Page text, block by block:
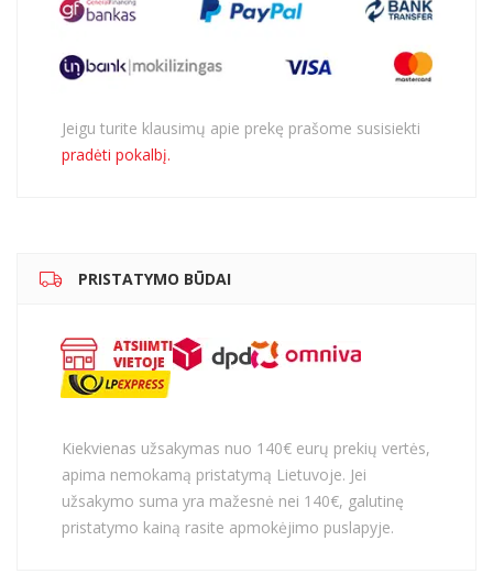
Jeigu turite klausimų apie prekę prašome susisiekti
pradėti pokalbį.
PRISTATYMO BŪDAI
Kiekvienas užsakymas nuo 140€ eurų prekių vertės,
apima nemokamą pristatymą Lietuvoje. Jei
užsakymo suma yra mažesnė nei 140€, galutinę
pristatymo kainą rasite apmokėjimo puslapyje.